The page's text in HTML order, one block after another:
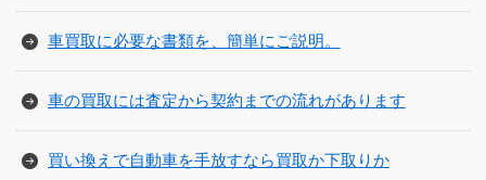
車買取に必要な書類を、簡単にご説明。
車の買取には査定から契約までの流れがあります
買い換えで自動車を手放すなら買取か下取りか